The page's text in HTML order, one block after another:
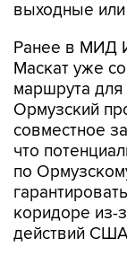
выходные
Ранее в МИД
Маскат уже
маршрута
Ормузский
совместное
что
по
коридоре из-
действий